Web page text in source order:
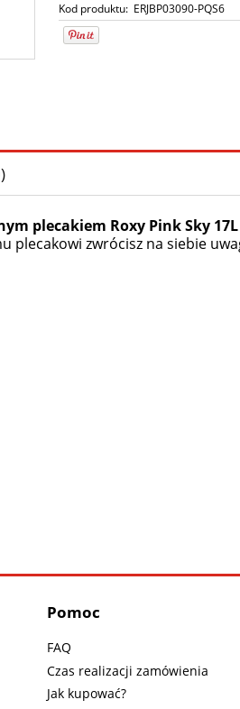
Kod produktu: ERJBP03090-PQS6
plecakiem Roxy Pink Sky 17L
plecakowi zwrócisz na siebie
Pomoc
FAQ
Czas realizacji zamówienia
Jak kupować?